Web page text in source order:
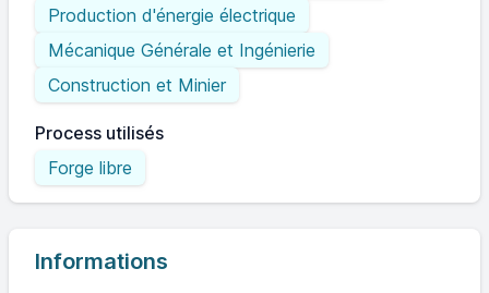
Production d'énergie électrique
Mécanique Générale et Ingénierie
Construction et Minier
Process utilisés
Forge libre
Informations